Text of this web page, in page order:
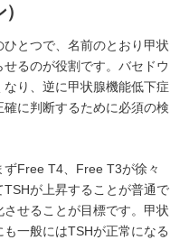
とつで、名前のとおり甲状
るのが役割です。バセドウ
り、逆に甲状腺機能低下症
に判断するために必須の検
Free T4、Free T3が徐々
が上昇することが普通で
せることが目標です。甲状
一般にはTSHが正常になる